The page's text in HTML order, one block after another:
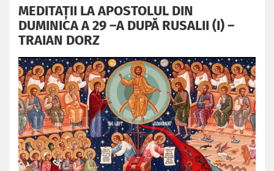
MEDITAȚII LA APOSTOLUL DIN
DUMINICA A 29 –A DUPĂ RUSALII (I) –
TRAIAN DORZ